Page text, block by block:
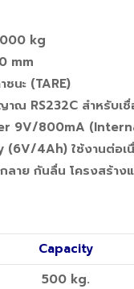
kg
mm
นะ (TARE)
ณ RS232C สำหรับเ
9V/800mA
4Ah) ใช้งานต่อเ
ลาย กันลื่น โครงสร้าง
Capacity
500 kg.